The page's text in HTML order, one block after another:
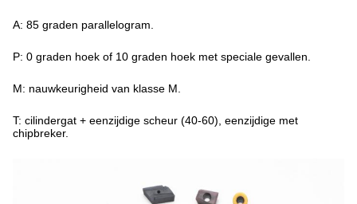
A: 85 graden parallelogram.
P: 0 graden hoek of 10 graden hoek met speciale gevallen.
M: nauwkeurigheid van klasse M.
T: cilindergat + eenzijdige scheur (40-60), eenzijdige met
chipbreker.